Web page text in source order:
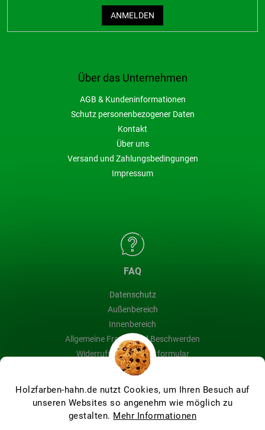
Holzfarben-hahn.de nutzt Cookies, um Ihren Besuch auf
unseren Websites so angenehm wie möglich zu
gestalten. Mehr Informationen
Über das Unternehmen
AGB & Kundeninformationen
Schutz personenbezogener Daten
Kontakt
Über uns
Versand und Zahlungsbedingungen
Impressum
FAQ
Datenschutz
Außenbereich
Innenbereich
Allgemeine Fragen und Beschwerden
Widerrufsbelehrung & formular
Blog
ANMELDEN